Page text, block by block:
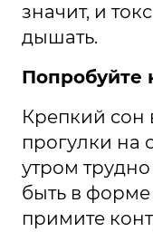
значит, и
дышать.
Попробуйте
Крепкий сон
прогулки на
утром
быть в форме
примите